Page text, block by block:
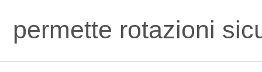
permette rotazioni